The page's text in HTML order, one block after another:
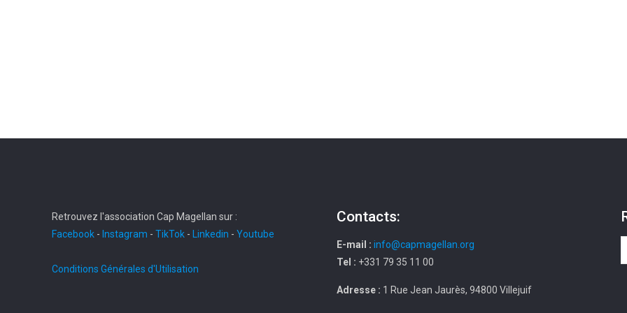
Retrouvez l'association Cap Magellan sur :
Facebook - Instagram - TikTok - Linkedin - Youtube
Conditions Générales d'Utilisation
Contacts:
E-mail : info@capmagellan.org
Tel : +331 79 35 11 00
Adresse : 1 Rue Jean Jaurès, 94800 Villejuif